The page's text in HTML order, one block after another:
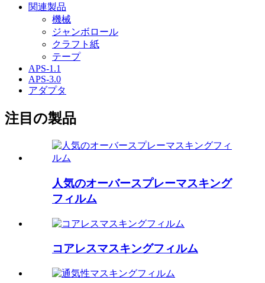
関連製品
機械
ジャンボロール
クラフト紙
テープ
APS-1.1
APS-3.0
アダプタ
注目の製品
人気のオーバースプレーマスキング
フィルム
コアレスマスキングフィルム